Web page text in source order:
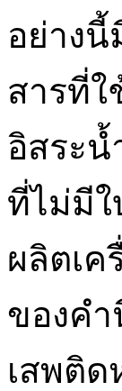
อย่างนี้
สารที่ใ
อิสระ
ที่ไม่มี
ผลิตเค
ของค
เสพติด